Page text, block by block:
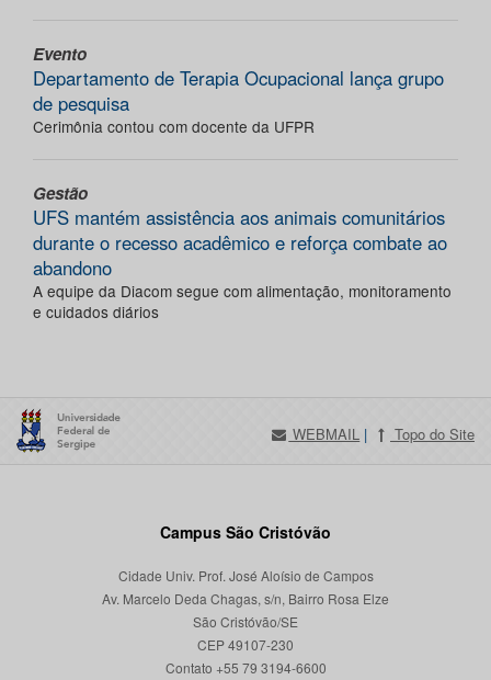
Evento
Departamento de Terapia Ocupacional lança grupo
de pesquisa
Cerimônia contou com docente da UFPR
Gestão
UFS mantém assistência aos animais comunitários
durante o recesso acadêmico e reforça combate ao
abandono
A equipe da Diacom segue com alimentação, monitoramento
e cuidados diários
WEBMAIL | Topo do Site
Campus São Cristóvão
Cidade Univ. Prof. José Aloísio de Campos
Av. Marcelo Deda Chagas, s/n, Bairro Rosa Elze
São Cristóvão/SE
CEP 49107-230